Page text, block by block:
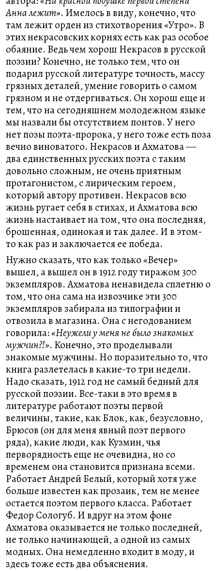
Анна лежит». Имелось в виду, конечно, что
там лежит орден из стихотворения «Утро». В
этих некрасовских корнях есть как раз особое
обаяние. Ведь чем хорош Некрасов в русской
поэзии? Конечно, не только тем, что он
подарил русской литературе точность, массу
грязных деталей, умение говорить о самом
грязном и не отдергиваться. Он хорош еще и
тем, что на сегодняшнем молодежном языке
мы назвали бы отсутствием понтов. У него
нет позы поэта-пророка, у него тоже есть поза
вечно виноватого. Некрасов и Ахматова ―
два единственных русских поэта с таким
довольно сложным, не очень приятным
протагонистом, с лирическим героем,
который автору противен. Некрасов всю
жизнь ругает себя в стихах, и Ахматова всю
жизнь настаивает на том, что она последняя,
брошенная, одинокая и так далее. И в этом-
то как раз и заключается ее победа.
Нужно сказать, что как только «Вечер»
вышел, а вышел он в 1912 году тиражом 300
экземпляров. Ахматова ненавидела сплетню о
том, что она сама на извозчике эти 300
экземпляров забирала из типографии и
отвозила в магазина. Она с негодованием
говорила:«Неужели у меня не было знакомых
мужчин?!». Конечно, это проделывали
знакомые мужчины. Но поразительно то, что
книга разлетелась в какие-то три недели.
Надо сказать, 1912 год не самый бедный для
русской поэзии. Все-таки в это время в
литературе работают поэты первой
величины, такие, как Блок, как, безусловно,
Брюсов (он для меня явный поэт первого
ряда), какие люди, как Кузмин, чья
перворядность еще не очевидна, но со
временем она становится признана всеми.
Работает Андрей Белый, который хотя уже
больше известен как прозаик, тем не менее
остается поэтом первого класса. Работает
Федор Сологуб. И вдруг на этом фоне
Ахматова оказывается не только последней,
не только начинающей, а одной из самых
модных. Она немедленно входит в моду, и
здесь тоже есть два объяснения.